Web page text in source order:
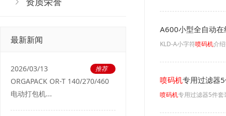
最新新闻
推荐
2026/03/13
ORGAPACK OR-T 140/270/460
电动打包机...
A600小型全自动在
KLD-A小字符喷码机介
喷码机专用过滤器
喷码机专用过滤器5件